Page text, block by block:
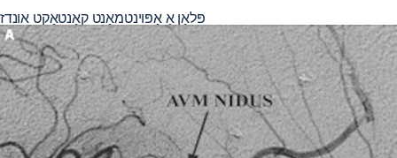
פּלאַן אַ אַפּוינטמאַנט קאָנטאַקט אונדז